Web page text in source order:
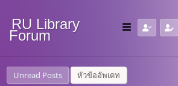
RU Library
Forum
Unread Posts หัวข้ออัพเดท